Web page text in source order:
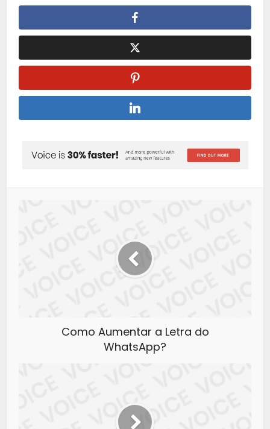
Como Aumentar a Letra do
WhatsApp?